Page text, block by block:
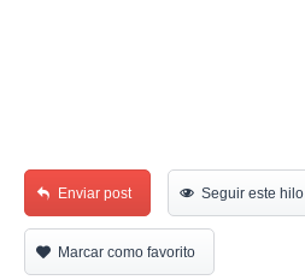
Enviar post Seguir este hilo
Marcar como favorito